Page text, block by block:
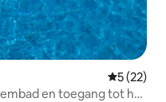
5 (22)
en toegang tot het